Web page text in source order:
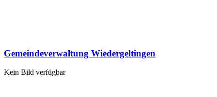
Gemeindeverwaltung Wiedergeltingen
Kein Bild verfügbar